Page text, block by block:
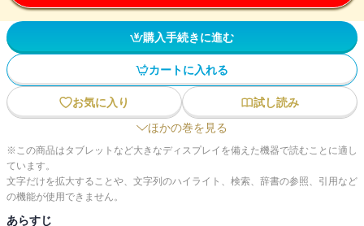
購入手続きに進む
カートに入れる
お気に入り
試し読み
ほかの巻を見る
※この商品はタブレットなど大きなディスプレイを備えた機器で読むことに適し
ています。
文字だけを拡大することや、文字列のハイライト、検索、辞書の参照、引用など
の機能が使用できません。
あらすじ